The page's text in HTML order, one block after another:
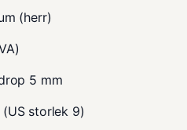
(herr)
5 mm
storlek 9)